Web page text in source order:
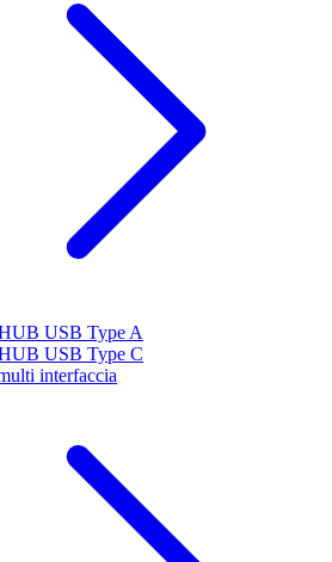
USB Type A
USB Type C
interfaccia